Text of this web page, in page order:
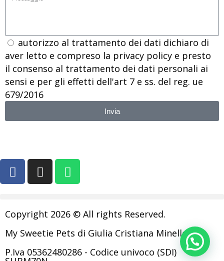
autorizzo al trattamento dei dati dichiaro di
aver letto e compreso la privacy policy e presto
il consenso al trattamento dei dati personali ai
sensi e per gli effetti dell'art 7 e ss. del reg. ue
679/2016
Invia
Copyright 2026 © All rights Reserved.
My Sweetie Pets di Giulia Cristiana Minelle
P.Iva 05362480286 - Codice univoco (SDI)